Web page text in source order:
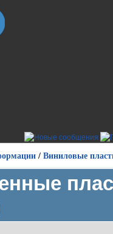
/ Виниловые